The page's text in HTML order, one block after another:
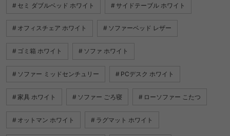
セミ ダブルベッド ホワイト サイドテーブル ホワイト
オフィスチェア ホワイト ソファーベッド レザー
ゴミ箱 ホワイト ソファ ホワイト
ソファー ミッドセンチュリー PCデスク ホワイト
家具 ホワイト ソファー ごろ寝 ローソファー こたつ
オットマン ホワイト ラグマット ホワイト